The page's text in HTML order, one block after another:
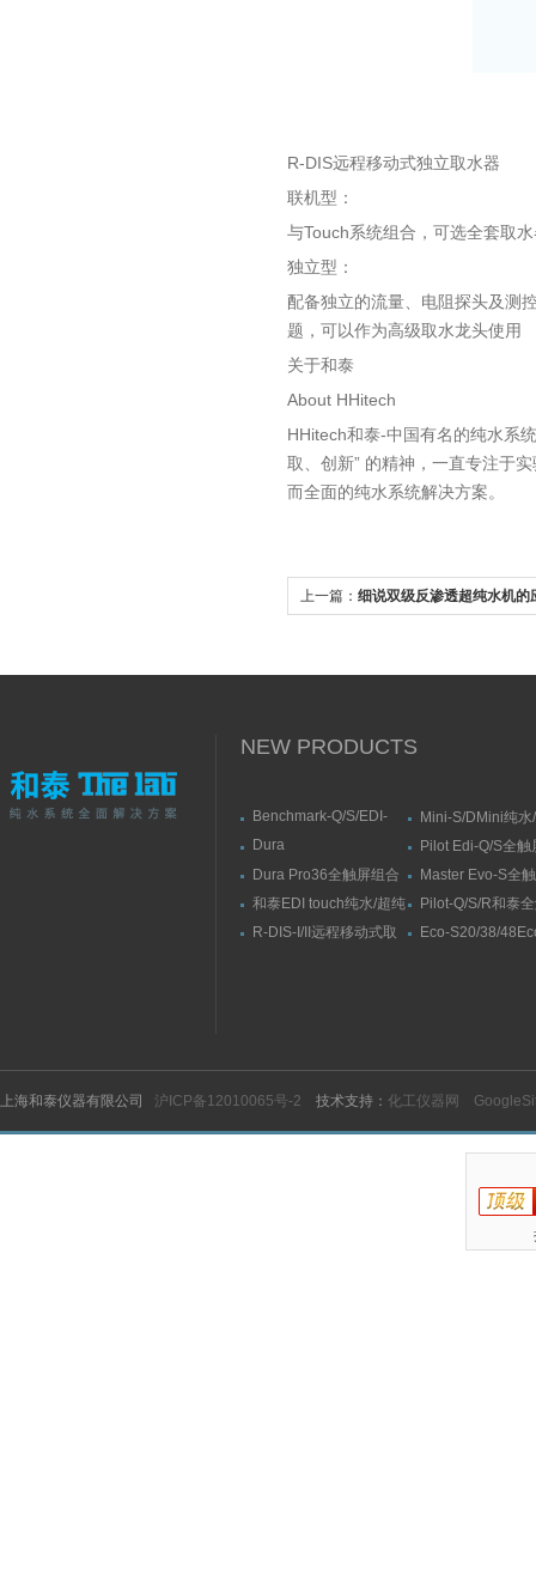
R-DIS远程移动式独立取水器
联机型：
与Touch系统组合，可选全套取
独立型：
配备独立的流量、电阻探头及测
题，可以作为高级取水龙头使用
关于和泰
About HHitech
HHitech和泰-中国有名的纯水系
取、创新” 的精神，一直专注于
而全面的纯水系统解决方案。
上一篇： 细说双级反渗透超纯水机的
NEW PRODUCTS
Benchmark-Q/S/EDI-
直供水纯水/超纯水机
Mini-S/DMini纯水
水机
Dura
触屏智能型超纯水系统
Pilot Edi-Q/S全触
式纯水/超纯水系
Dura Pro36全触屏组合
式超纯水系统
Master Evo-S全
流量纯水/超纯水
和泰EDI touch纯水/超纯
水机
Pilot-Q/S/R和泰
纯水/超纯水机
R-DIS-I/II远程移动式取
Eco-S20/38/
上海和泰仪器有限公司 沪ICP备12010065号-2 技术支持： 化工仪器网